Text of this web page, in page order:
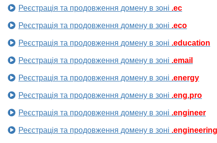
Реєстрація та продовження домену в зоні .ec
Реєстрація та продовження домену в зоні .eco
Реєстрація та продовження домену в зоні .education
Реєстрація та продовження домену в зоні .email
Реєстрація та продовження домену в зоні .energy
Реєстрація та продовження домену в зоні .eng.pro
Реєстрація та продовження домену в зоні .engineer
Реєстрація та продовження домену в зоні .engineering